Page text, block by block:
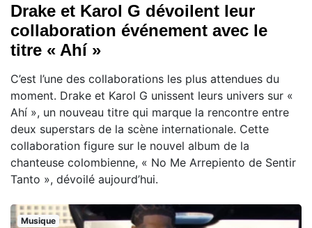
Drake et Karol G dévoilent leur
collaboration événement avec le
titre « Ahí »
C’est l’une des collaborations les plus attendues du
moment. Drake et Karol G unissent leurs univers sur «
Ahí », un nouveau titre qui marque la rencontre entre
deux superstars de la scène internationale. Cette
collaboration figure sur le nouvel album de la
chanteuse colombienne, « No Me Arrepiento de Sentir
Tanto », dévoilé aujourd’hui.
Musique